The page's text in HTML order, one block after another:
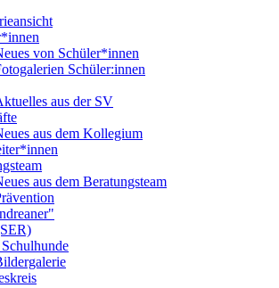
von Schüler*innen
Schüler:innen
aus der SV
aus dem Kollegium
aus dem Beratungsteam